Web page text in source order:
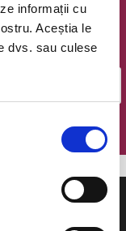
informații cu
Aceștia le
dvs. sau culese
cu cele mai noi